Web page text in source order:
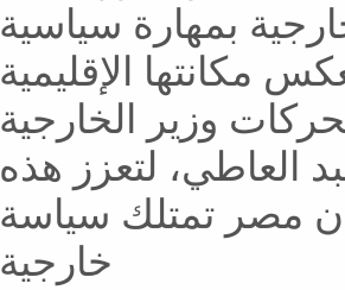
بمهارة سياسية
مكانتها الإقليمية
‌‌وزير الخارجية
العاطي،‌‌ لتعزز هذه
مصر تمتلك سياسة
خارجية